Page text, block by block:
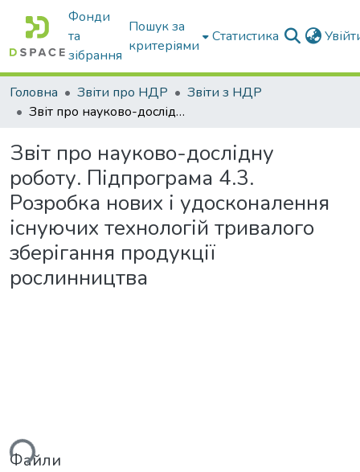
Фонди
та
зібрання
Пошук за
критеріями
Статистика
Головна Звіти про НДР
Звіти з НДР
Звіт про науково-дослідну роботу. Підпрограма 4.3. Розробка нових і удосконалення існуючих технологій тривалого зберігання продукції рослинництва
Звіт про науково-дослідну
роботу. Підпрограма 4.3.
Розробка нових і удосконалення
існуючих технологій тривалого
зберігання продукції
рослинництва
Файли